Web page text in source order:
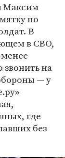
Максим
по
В
в СВО,
звонить на
— у
где
без